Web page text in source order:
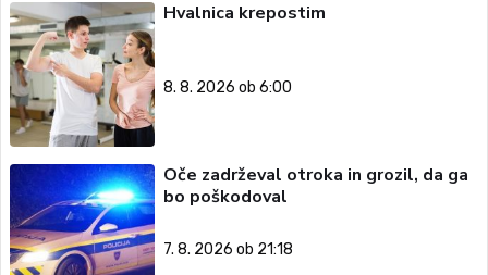
Hvalnica krepostim
8. 8. 2026 ob 6:00
Oče zadrževal otroka in grozil, da ga
bo poškodoval
7. 8. 2026 ob 21:18